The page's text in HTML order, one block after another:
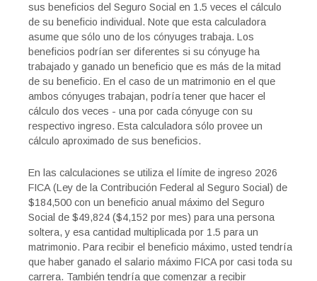
sus beneficios del Seguro Social en 1.5 veces el cálculo
de su beneficio individual. Note que esta calculadora
asume que sólo uno de los cónyuges trabaja. Los
beneficios podrían ser diferentes si su cónyuge ha
trabajado y ganado un beneficio que es más de la mitad
de su beneficio. En el caso de un matrimonio en el que
ambos cónyuges trabajan, podría tener que hacer el
cálculo dos veces - una por cada cónyuge con su
respectivo ingreso. Esta calculadora sólo provee un
cálculo aproximado de sus beneficios.
En las calculaciones se utiliza el límite de ingreso 2026
FICA (Ley de la Contribución Federal al Seguro Social) de
$184,500 con un beneficio anual máximo del Seguro
Social de $49,824 ($4,152 por mes) para una persona
soltera, y esa cantidad multiplicada por 1.5 para un
matrimonio. Para recibir el beneficio máximo, usted tendría
que haber ganado el salario máximo FICA por casi toda su
carrera. También tendría que comenzar a recibir